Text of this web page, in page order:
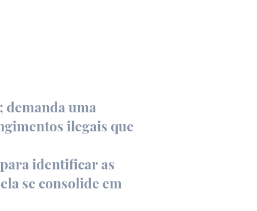
demanda uma
ilegais que
identificar as
se consolide em